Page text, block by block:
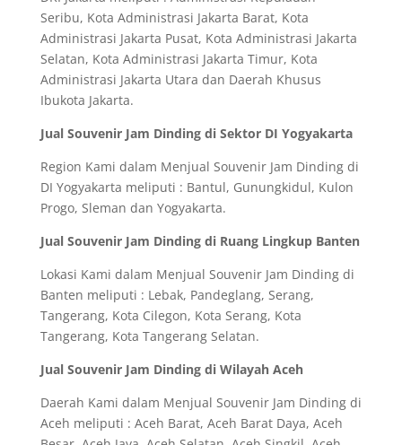
Seribu, Kota Administrasi Jakarta Barat, Kota
Administrasi Jakarta Pusat, Kota Administrasi Jakarta
Selatan, Kota Administrasi Jakarta Timur, Kota
Administrasi Jakarta Utara dan Daerah Khusus
Ibukota Jakarta.
Jual Souvenir Jam Dinding di Sektor DI Yogyakarta
Region Kami dalam Menjual Souvenir Jam Dinding di
DI Yogyakarta meliputi : Bantul, Gunungkidul, Kulon
Progo, Sleman dan Yogyakarta.
Jual Souvenir Jam Dinding di Ruang Lingkup Banten
Lokasi Kami dalam Menjual Souvenir Jam Dinding di
Banten meliputi : Lebak, Pandeglang, Serang,
Tangerang, Kota Cilegon, Kota Serang, Kota
Tangerang, Kota Tangerang Selatan.
Jual Souvenir Jam Dinding di Wilayah Aceh
Daerah Kami dalam Menjual Souvenir Jam Dinding di
Aceh meliputi : Aceh Barat, Aceh Barat Daya, Aceh